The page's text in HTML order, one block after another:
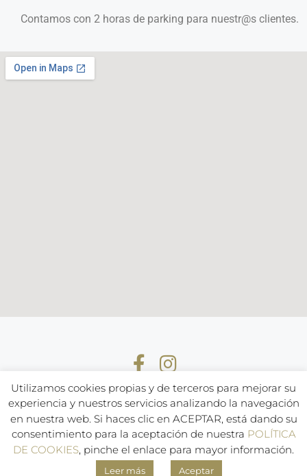
Contamos con 2 horas de parking para nuestr@s clientes.
Aviso Legal Política de Privacidad Política de cookies
Política de compras y devoluciones
Utilizamos cookies propias y de terceros para mejorar su
experiencia y nuestros servicios analizando la navegación
en nuestra web. Si haces clic en ACEPTAR, está dando su
consentimiento para la aceptación de nuestra POLÍTICA
DE COOKIES, pinche el enlace para mayor información.
Leer más Aceptar